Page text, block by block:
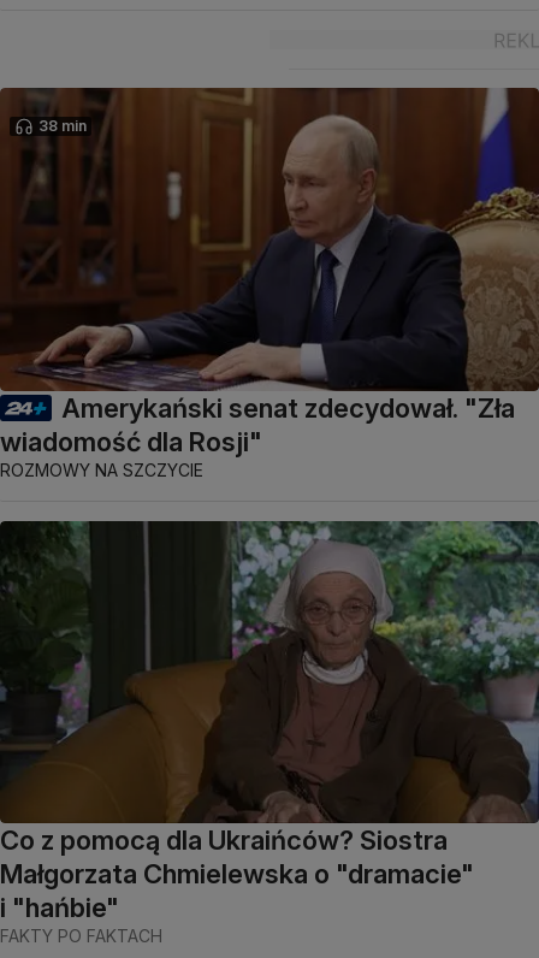
38 min
Amerykański senat zdecydował. "Zła
wiadomość dla Rosji"
ROZMOWY NA SZCZYCIE
Co z pomocą dla Ukraińców? Siostra
Małgorzata Chmielewska o "dramacie"
i "hańbie"
FAKTY PO FAKTACH